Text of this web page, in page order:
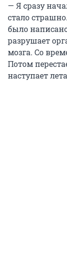
— Я сразу
стало
было
разрушает
мозга. Со
Потом
наступает